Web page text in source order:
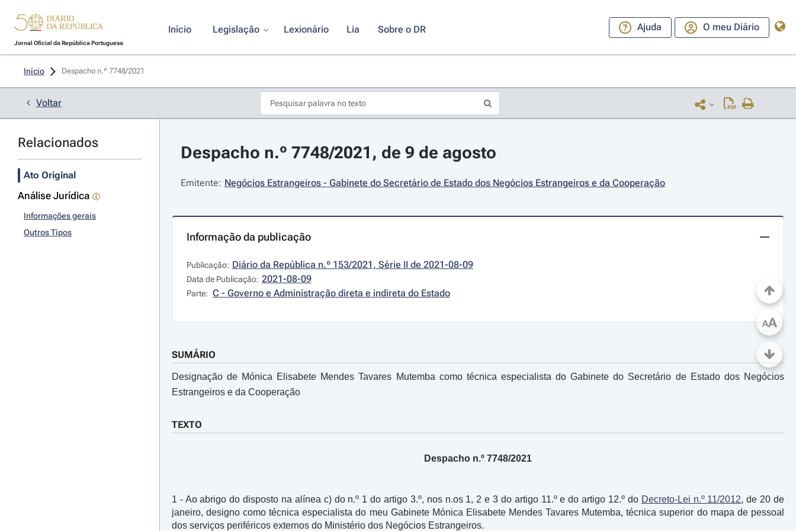
Jornal Oficial da República Portuguesa
Início Legislação Lexionário Lia Sobre o DR Ajuda O meu Diário
Início Despacho n.º 7748/2021
Voltar
Relacionados
Ato Original
Análise Jurídica
Informações gerais
Outros Tipos
Despacho n.º 7748/2021, de 9 de agosto
Emitente: Negócios Estrangeiros - Gabinete do Secretário de Estado dos Negócios Estrangeiros e da Cooperação
Informação da publicação
Publicação: Diário da República n.º 153/2021, Série II de 2021-08-09
Data de Publicação: 2021-08-09
Parte: C - Governo e Administração direta e indireta do Estado
SUMÁRIO
Designação de Mónica Elisabete Mendes Tavares Mutemba como técnica especialista do Gabinete do Secretário de Estado dos Negócios
Estrangeiros e da Cooperação
TEXTO
Despacho n.º 7748/2021
1 - Ao abrigo do disposto na alínea c) do n.º 1 do artigo 3.º, nos n.os 1, 2 e 3 do artigo 11.º e do artigo 12.º do Decreto-Lei n.º 11/2012, de 20 de
janeiro, designo como técnica especialista do meu Gabinete Mónica Elisabete Mendes Tavares Mutemba, técnica superior do mapa de pessoal
dos serviços periféricos externos do Ministério dos Negócios Estrangeiros.
AA